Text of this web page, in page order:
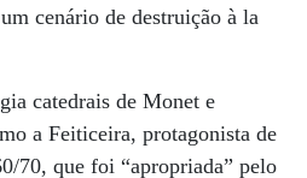
cenário de destruição à la
catedrais de Monet e
a Feiticeira, protagonista de
70, que foi “apropriada” pelo